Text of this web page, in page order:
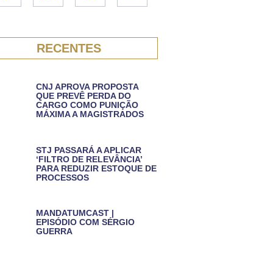
RECENTES
CNJ APROVA PROPOSTA
QUE PREVÊ PERDA DO
CARGO COMO PUNIÇÃO
MÁXIMA A MAGISTRADOS
STJ PASSARÁ A APLICAR
‘FILTRO DE RELEVÂNCIA’
PARA REDUZIR ESTOQUE DE
PROCESSOS
MANDATUMCAST |
EPISÓDIO COM SÉRGIO
GUERRA